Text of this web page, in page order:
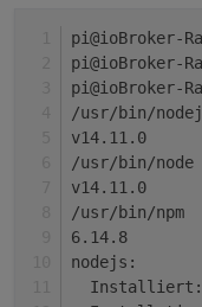
pi@ioBroker-
pi@ioBroker-
pi@ioBroker-
/usr/bin/
v14.11.0
/usr/bin/node
v14.11.0
/usr/bin/npm
6.14.8
nodejs: